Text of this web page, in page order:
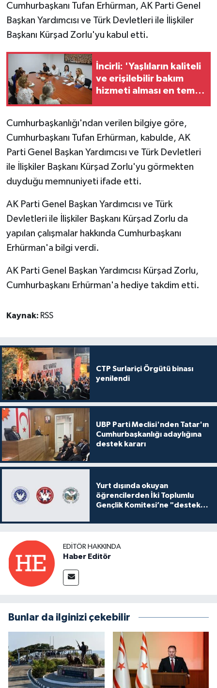
Cumhurbaşkanı Tufan Erhürman, AK Parti Genel
Başkan Yardımcısı ve Türk Devletleri ile İlişkiler
Başkanı Kürşad Zorlu'yu kabul etti.
İncirli: 'Yaşlıların kaliteli
ve erişilebilir bakım
hizmeti alması en temel
Cumhurbaşkanlığı'ndan verilen bilgiye göre,
Cumhurbaşkanı Tufan Erhürman, kabulde, AK
Parti Genel Başkan Yardımcısı ve Türk Devletleri
ile İlişkiler Başkanı Kürşad Zorlu'yu görmekten
duyduğu memnuniyeti ifade etti.
AK Parti Genel Başkan Yardımcısı ve Türk
Devletleri ile İlişkiler Başkanı Kürşad Zorlu da
yapılan çalışmalar hakkında Cumhurbaşkanı
Erhürman'a bilgi verdi.
AK Parti Genel Başkan Yardımcısı Kürşad Zorlu,
Cumhurbaşkanı Erhürman'a hediye takdim etti.
Kaynak: RSS
CTP Surlariçi Örgütü binası
yenilendi
UBP Parti Meclisi'nden Tatar'ın
Cumhurbaşkanlığı adaylığına
destek kararı
Yurt dışında okuyan
öğrencilerden İki Toplumlu
Gençlik Komitesi’ne "destek
EDITÖR HAKKINDA
Haber Editör
Bunlar da ilginizi çekebilir